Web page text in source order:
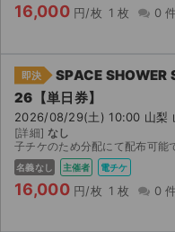
16,000 円/枚 1 枚 0
即決
SPACE SHOWER
26【単日券】
2026/08/29(土) 10:00 山梨
[詳細] なし
子チケのため分配にて配布可能です。 重複で当選してしまったため、出品させていただき
名義なし 主催者 電チケ
16,000 円/枚 1 枚 0